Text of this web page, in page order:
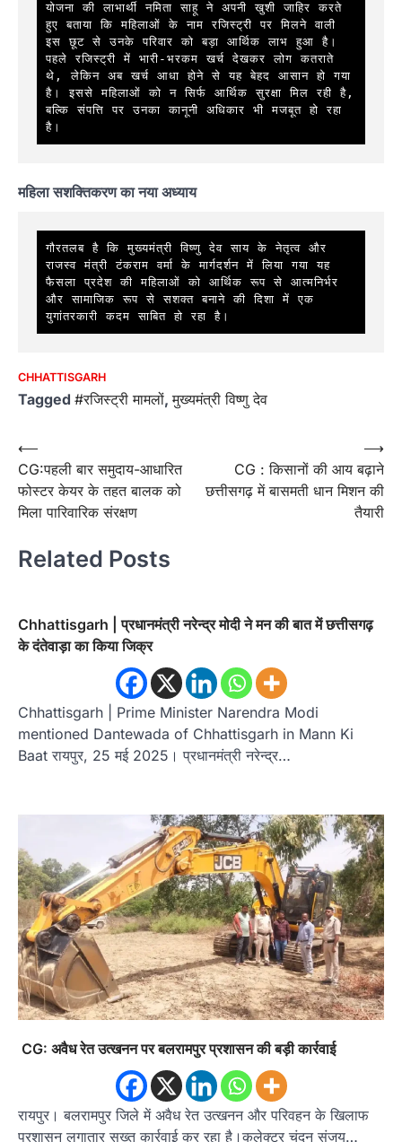
योजना की लाभार्थी नमिता साहू ने अपनी खुशी जाहिर करते
हुए बताया कि महिलाओं के नाम रजिस्ट्री पर मिलने वाली
इस छूट से उनके परिवार को बड़ा आर्थिक लाभ हुआ है।
पहले रजिस्ट्री में भारी-भरकम खर्च देखकर लोग कतराते
थे, लेकिन अब खर्च आधा होने से यह बेहद आसान हो गया
है। इससे महिलाओं को न सिर्फ आर्थिक सुरक्षा मिल रही है,
बल्कि संपत्ति पर उनका कानूनी अधिकार भी मजबूत हो रहा
है।
महिला सशक्तिकरण का नया अध्याय
गौरतलब है कि मुख्यमंत्री विष्णु देव साय के नेतृत्व और
राजस्व मंत्री टंकराम वर्मा के मार्गदर्शन में लिया गया यह
फैसला प्रदेश की महिलाओं को आर्थिक रूप से आत्मनिर्भर
और सामाजिक रूप से सशक्त बनाने की दिशा में एक
युगांतरकारी कदम साबित हो रहा है।
CHHATTISGARH
Tagged #रजिस्ट्री मामलों,मुख्यमंत्री विष्णु देव
Post
navigation
⟵
CG:पहली बार समुदाय-आधारित
फोस्टर केयर के तहत बालक को
मिला पारिवारिक संरक्षण
CG : किसानों की आय बढ़ाने
छत्तीसगढ़ में बासमती धान मिशन की
तैयारी
⟶
Related Posts
Chhattisgarh | प्रधानमंत्री नरेन्द्र मोदी ने मन की बात में छत्तीसगढ़
के दंतेवाड़ा का किया जिक्र
Chhattisgarh | Prime Minister Narendra Modi
mentioned Dantewada of Chhattisgarh in Mann Ki
Baat रायपुर, 25 मई 2025। प्रधानमंत्री नरेन्द्र…
CG: अवैध रेत उत्खनन पर बलरामपुर प्रशासन की बड़ी कार्रवाई
रायपुर। बलरामपुर जिले में अवैध रेत उत्खनन और परिवहन के खिलाफ
प्रशासन लगातार सख्त कार्रवाई कर रहा है।कलेक्टर चंदन संजय…